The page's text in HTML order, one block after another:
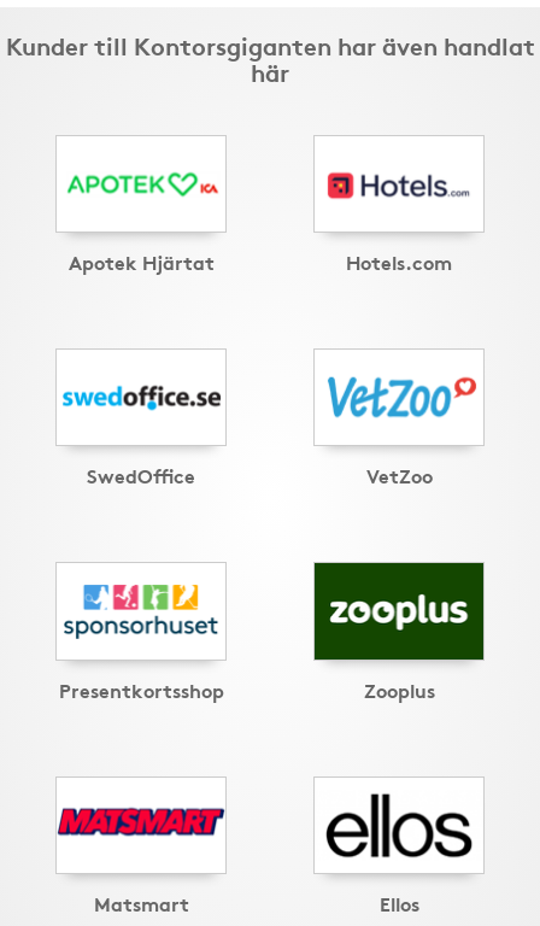
Kunder till Kontorsgiganten har även handlat
här
Apotek Hjärtat Hotels.com
SwedOffice VetZoo
Presentkortsshop Zooplus
Matsmart Ellos